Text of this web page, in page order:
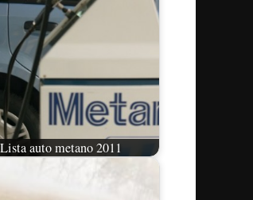
Lista auto metano 2011